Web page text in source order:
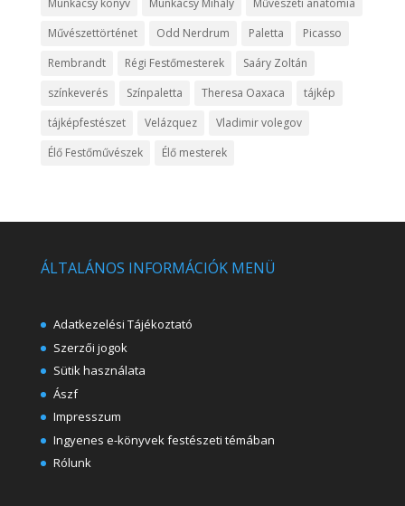
Munkácsy könyv
Munkácsy Mihály
Művészeti anatómia
Művészettörténet
Odd Nerdrum Paletta
Picasso
Rembrandt
Régi Festőmesterek
Saáry Zoltán
színkeverés
Színpaletta Theresa Oaxaca
tájkép
tájképfestészet
Velázquez
Vladimir volegov
Élő Festőművészek
Élő mesterek
ÁLTALÁNOS INFORMÁCIÓK MENÜ
Adatkezelési Tájékoztató
Szerzői jogok
Sütik használata
Ászf
Impresszum
Ingyenes e-könyvek festészeti témában
Rólunk